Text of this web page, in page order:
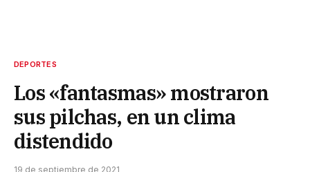
DEPORTES
Los «fantasmas» mostraron
sus pilchas, en un clima
distendido
19 de septiembre de 2021